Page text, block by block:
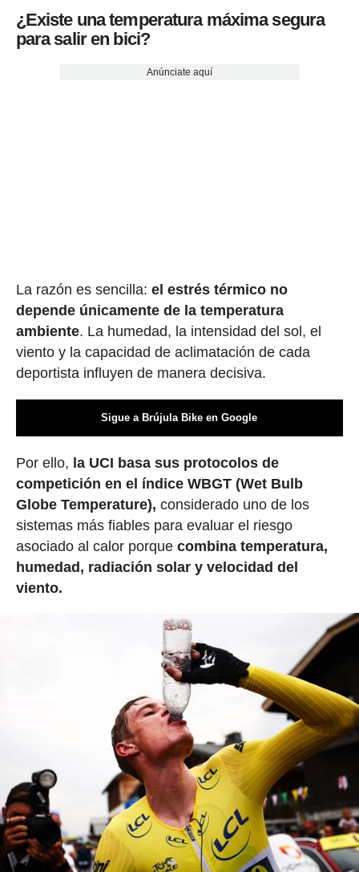
¿Existe una temperatura máxima segura
para salir en bici?
Anúnciate aquí
La razón es sencilla: el estrés térmico no
depende únicamente de la temperatura
ambiente. La humedad, la intensidad del sol, el
viento y la capacidad de aclimatación de cada
deportista influyen de manera decisiva.
Sigue a Brújula Bike en Google
Por ello, la UCI basa sus protocolos de
competición en el índice WBGT (Wet Bulb
Globe Temperature), considerado uno de los
sistemas más fiables para evaluar el riesgo
asociado al calor porque combina temperatura,
humedad, radiación solar y velocidad del
viento.